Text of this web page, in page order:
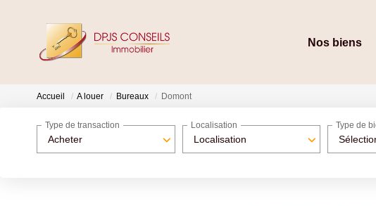
Nos biens
Accueil A louer Bureaux Domont
Acheter
Type de transaction
Localisation
Localisation Type de